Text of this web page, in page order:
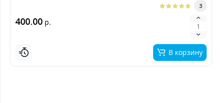
3
400.00 р.
В корзину